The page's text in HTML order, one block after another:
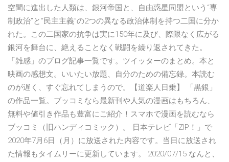
空間に進出した人類は、銀河帝国と、自由惑星同盟という“専
制政治”と“民主主義”の2つの異なる政治体制を持つ二国に分か
れた。この二国家の抗争は実に150年に及び、際限なく広がる
銀河を舞台に、絶えることなく戦闘を繰り返されてきた。
「雑感」のブログ記事一覧です。ツイッターのまとめ。本と
映画の感想文。いいたい放題、自分のための備忘録。本読む
のが遅く、すぐ忘れてしまうので。【道楽人日乗】 「黒銀」
の作品一覧。ブッコミなら最新刊や人気の漫画はもちろん、
無料や値引き作品も豊富にご紹介！スマホで漫画を読むなら
ブッコミ（旧ハンディコミック）。 日本テレビ「ZIP！」で
2020年7月6日（月）に放送された内容です。当日に放送され
た情報もタイムリーに更新しています。 2020/07/15 なんと、